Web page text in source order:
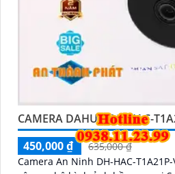
CAMERA DAHUA DH-HAC-
450,000 ₫
635,000 ₫
Camera An Ninh DH-HAC-